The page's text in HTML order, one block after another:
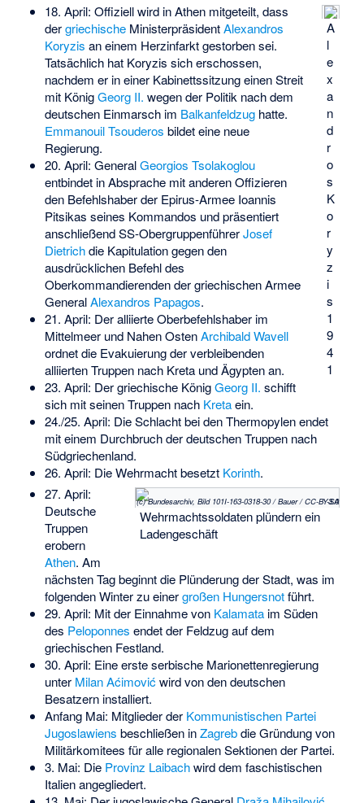
A
l
e
x
a
n
d
r
o
s
K
o
r
y
z
i
s
1
9
4
1
18. April: Offiziell wird in Athen mitgeteilt, dass
dergriechischeMinisterpräsidentAlexandros
Koryzis an einem Herzinfarkt gestorben sei.
Tatsächlich hat Koryzis sich erschossen,
nachdem er in einer Kabinettssitzung einen Streit
mit KönigGeorg II. wegen der Politik nach dem
deutschen Einmarsch im Balkanfeldzughatte.
Emmanouil Tsouderos bildet eine neue
Regierung.
20. April: GeneralGeorgios Tsolakoglou
entbindet in Absprache mit anderen Offizieren
den Befehlshaber der Epirus-Armee Ioannis
Pitsikas seines Kommandos und präsentiert
anschließend SS-ObergruppenführerJosef
Dietrichdie Kapitulation gegen den
ausdrücklichen Befehl des
Oberkommandierenden der griechischen Armee
GeneralAlexandros Papagos.
21. April: Der alliierte Oberbefehlshaber im
Mittelmeer und Nahen OstenArchibald Wavell
ordnet die Evakuierung der verbleibenden
alliierten Truppen nach Kreta und Ägyptenan.
23. April: Der griechische KönigGeorg II. schifft
sich mit seinen Truppen nach Kretaein.
24./25. April: DieSchlacht bei den Thermopylenendet
mit einem Durchbruch der deutschen Truppen nach
Südgriechenland.
26. April: Die Wehrmacht besetzt Korinth.
(c) Bundesarchiv, Bild 101I-163-0318-30 / Bauer / CC-BY-SA 3.0
Wehrmachtssoldaten plündern ein
Ladengeschäft
27. April:
Deutsche
Truppen
erobern
Athen. Am
nächsten Tag beginnt die Plünderung der Stadt, was im
folgenden Winter zu einergroßen Hungersnotführt.
29. April: Mit der Einnahme von Kalamataim Süden
des Peloponnes endet der Feldzug auf dem
griechischen Festland.
30. April: Eine erste serbische Marionettenregierung
unter Milan Aćimovićwird von den deutschen
Besatzern installiert.
Anfang Mai: Mitglieder der Kommunistischen Partei
Jugoslawiens beschließen inZagrebdie Gründung von
Militärkomitees für alle regionalen Sektionen der Partei.
3. Mai: Die Provinz Laibachwird dem faschistischen
Italien angegliedert.